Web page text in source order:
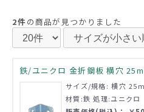
2件の商品が見つかりました
鉄/ユニクロ 金折鋼板 横穴
サイズ/規格: 横穴
材質:鉄 処理:ユニクロ